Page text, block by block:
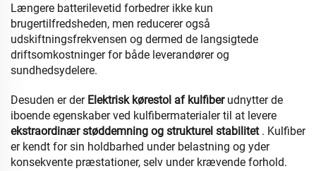
Længere batterilevetid forbedrer ikke kun
brugertilfredsheden, men reducerer også
udskiftningsfrekvensen og dermed de langsigtede
driftsomkostninger for både leverandører og
sundhedsydelere.
Desuden er der Elektrisk kørestol af kulfiber udnytter de
iboende egenskaber ved kulfibermaterialer til at levere
ekstraordinær støddemning og strukturel stabilitet . Kulfiber
er kendt for sin holdbarhed under belastning og yder
konsekvente præstationer, selv under krævende forhold.